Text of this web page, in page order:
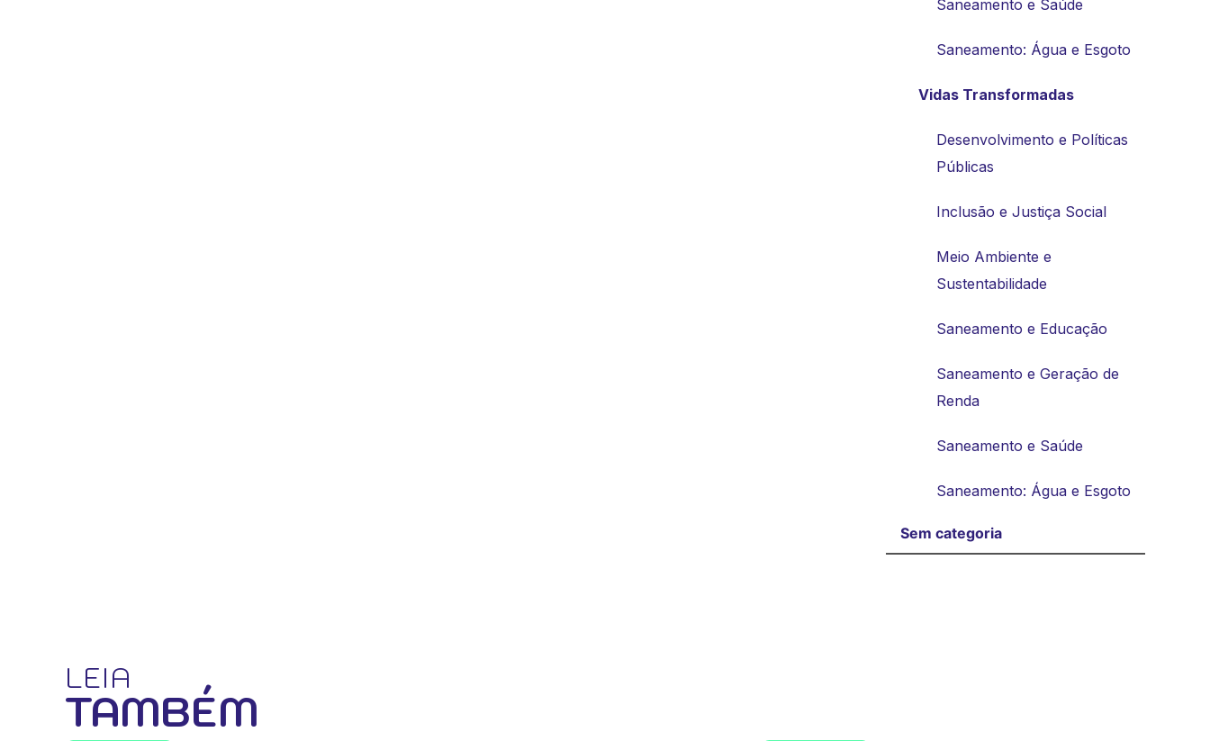
Saneamento e Saúde
Saneamento: Água e Esgoto
Vidas Transformadas
Desenvolvimento e Políticas
Públicas
Inclusão e Justiça Social
Meio Ambiente e
Sustentabilidade
Saneamento e Educação
Saneamento e Geração de
Renda
Saneamento e Saúde
Saneamento: Água e Esgoto
Sem categoria
LEIA
TAMBÉM